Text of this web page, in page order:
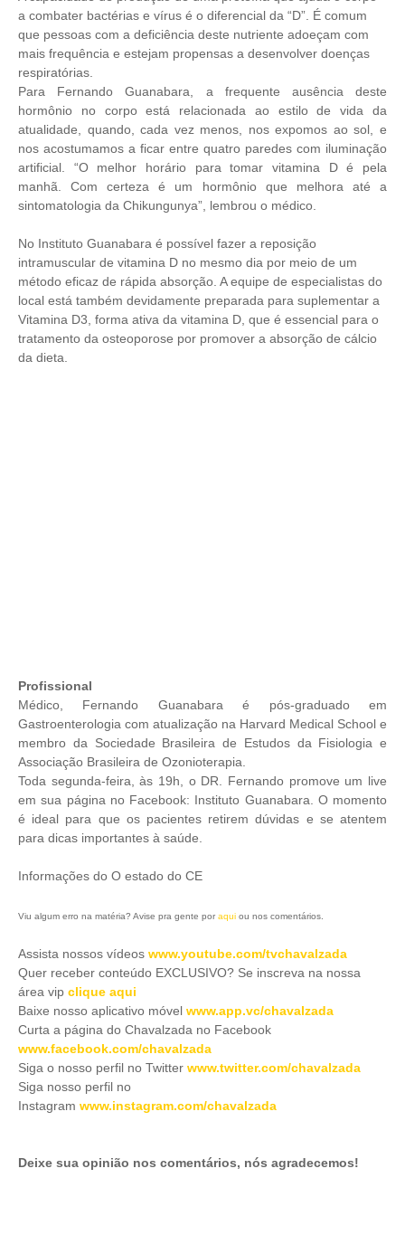
a combater bactérias e vírus é o diferencial da “D”. É comum
que pessoas com a deficiência deste nutriente adoeçam com
mais frequência e estejam propensas a desenvolver doenças
respiratórias.
Para Fernando Guanabara, a frequente ausência deste
hormônio no corpo está relacionada ao estilo de vida da
atualidade, quando, cada vez menos, nos expomos ao sol, e
nos acostumamos a ficar entre quatro paredes com iluminação
artificial. “O melhor horário para tomar vitamina D é pela
manhã. Com certeza é um hormônio que melhora até a
sintomatologia da Chikungunya”, lembrou o médico.
No Instituto Guanabara é possível fazer a reposição
intramuscular de vitamina D no mesmo dia por meio de um
método eficaz de rápida absorção. A equipe de especialistas do
local está também devidamente preparada para suplementar a
Vitamina D3, forma ativa da vitamina D, que é essencial para o
tratamento da osteoporose por promover a absorção de cálcio
da dieta.
Profissional
Médico, Fernando Guanabara é pós-graduado em
Gastroenterologia com atualização na Harvard Medical School e
membro da Sociedade Brasileira de Estudos da Fisiologia e
Associação Brasileira de Ozonioterapia.
Toda segunda-feira, às 19h, o DR. Fernando promove um live
em sua página no Facebook: Instituto Guanabara. O momento
é ideal para que os pacientes retirem dúvidas e se atentem
para dicas importantes à saúde.
Informações do O estado do CE
Viu algum erro na matéria? Avise pra gente por aqui ou nos comentários.
Assista nossos vídeos www.youtube.com/tvchavalzada
Quer receber conteúdo EXCLUSIVO? Se inscreva na nossa
área vip clique aqui
Baixe nosso aplicativo móvel www.app.vc/chavalzada
Curta a página do Chavalzada no Facebook
www.facebook.com/chavalzada
Siga o nosso perfil no Twitter www.twitter.com/chavalzada
Siga nosso perfil no
Instagram www.instagram.com/chavalzada
Deixe sua opinião nos comentários, nós agradecemos!